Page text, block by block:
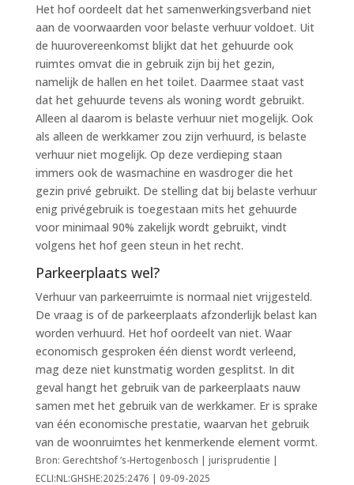
Het hof oordeelt dat het samenwerkingsverband niet
aan de voorwaarden voor belaste verhuur voldoet. Uit
de huurovereenkomst blijkt dat het gehuurde ook
ruimtes omvat die in gebruik zijn bij het gezin,
namelijk de hallen en het toilet. Daarmee staat vast
dat het gehuurde tevens als woning wordt gebruikt.
Alleen al daarom is belaste verhuur niet mogelijk. Ook
als alleen de werkkamer zou zijn verhuurd, is belaste
verhuur niet mogelijk. Op deze verdieping staan
immers ook de wasmachine en wasdroger die het
gezin privé gebruikt. De stelling dat bij belaste verhuur
enig privégebruik is toegestaan mits het gehuurde
voor minimaal 90% zakelijk wordt gebruikt, vindt
volgens het hof geen steun in het recht.
Parkeerplaats wel?
Verhuur van parkeerruimte is normaal niet vrijgesteld.
De vraag is of de parkeerplaats afzonderlijk belast kan
worden verhuurd. Het hof oordeelt van niet. Waar
economisch gesproken één dienst wordt verleend,
mag deze niet kunstmatig worden gesplitst. In dit
geval hangt het gebruik van de parkeerplaats nauw
samen met het gebruik van de werkkamer. Er is sprake
van één economische prestatie, waarvan het gebruik
van de woonruimtes het kenmerkende element vormt.
Bron: Gerechtshof ‘s-Hertogenbosch | jurisprudentie |
ECLI:NL:GHSHE:2025:2476 | 09-09-2025